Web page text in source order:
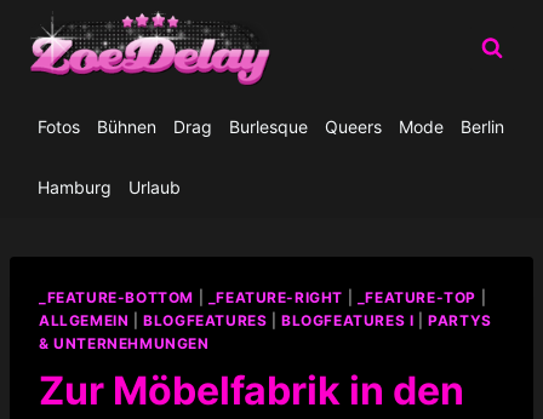
Inhalt
springen
Fotos Bühnen Drag Burlesque Queers Mode Berlin
Hamburg Urlaub
_FEATURE-BOTTOM _FEATURE-RIGHT _FEATURE-TOP
ALLGEMEIN |BLOGFEATURES |BLOGFEATURES I |PARTYS
& UNTERNEHMUNGEN
Zur Möbelfabrik in den